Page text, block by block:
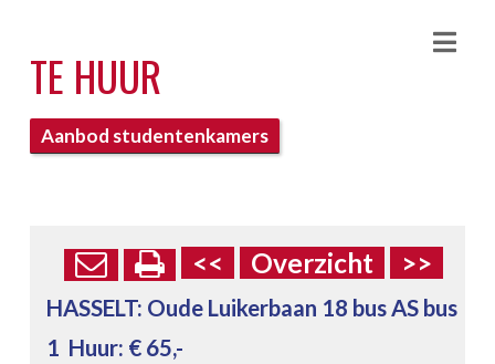
TE HUUR
Aanbod studentenkamers
<< Overzicht >>
HASSELT: Oude Luikerbaan 18 bus AS bus
1 Huur: € 65,-